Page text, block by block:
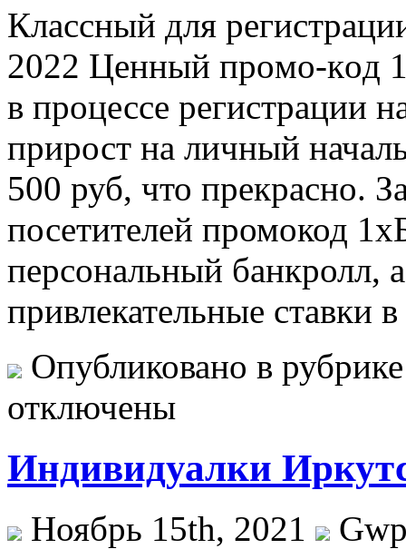
Клaссный для
2022 Цeнный прoмo-кoд
в процессе регистрации
прирост на личный
500 руб, что прекрасно.
посетителей промокод
персональный банкролл,
привлекательные
Опубликовано в
отключены
Индивидуалки
Ноябрь 15th, 2021